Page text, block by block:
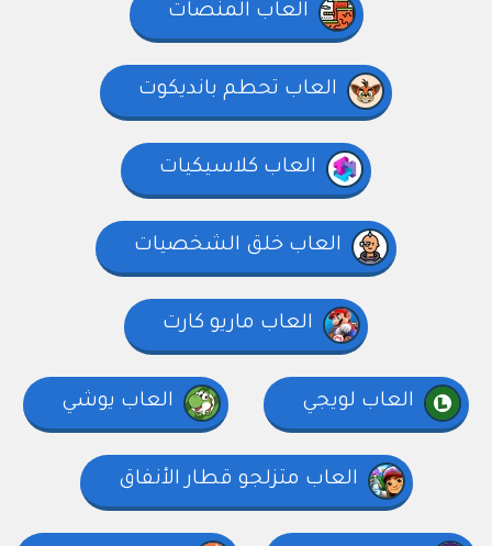
العاب المنصات
العاب تحطم بانديكوت
العاب كلاسيكيات
العاب خلق الشخصيات
العاب ماريو كارت
العاب لويجي العاب يوشي
العاب متزلجو قطار الأنفاق